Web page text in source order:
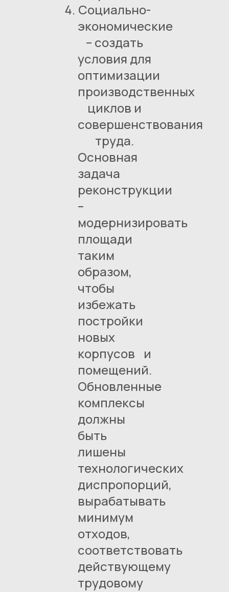
Социально-
экономические
– создать
условия для
оптимизации
производственных
циклов и
совершенствования
труда.
Основная
задача
реконструкции
–
модернизировать
площади
таким
образом,
чтобы
избежать
постройки
новых
корпусов и
помещений.
Обновленные
комплексы
должны
быть
лишены
технологических
диспропорций,
вырабатывать
минимум
отходов,
соответствовать
действующему
трудовому